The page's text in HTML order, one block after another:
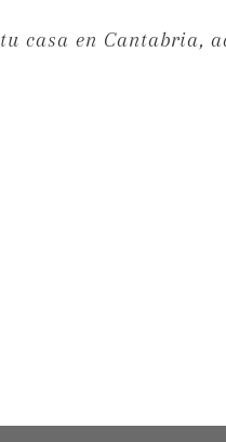
casa en Cantabria,